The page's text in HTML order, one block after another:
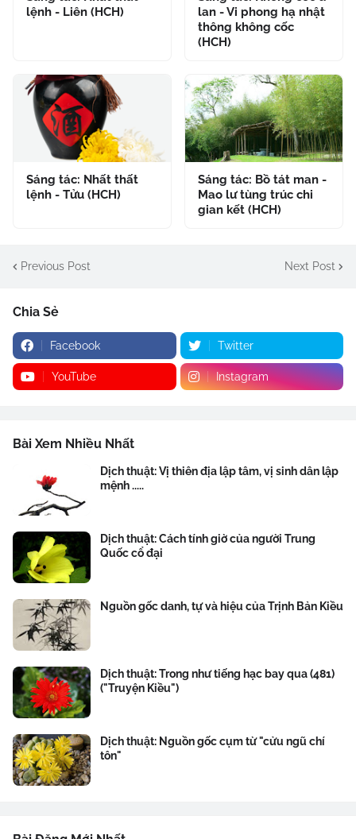
lệnh - Liên (HCH)
lan - Vi phong hạ nhật
thông không cốc
(HCH)
Sáng tác: Nhất thất
lệnh - Tửu (HCH)
Sáng tác: Bồ tát man -
Mao lư tùng trúc chi
gian kết (HCH)
Previous Post Next Post
Chia Sẻ
Facebook Twitter
YouTube Instagram
Bài Xem Nhiều Nhất
Dịch thuật: Vị thiên địa lập tâm, vị sinh dân lập
mệnh .....
Dịch thuật: Cách tính giờ của người Trung
Quốc cổ đại
Nguồn gốc danh, tự và hiệu của Trịnh Bản Kiều
Dịch thuật: Trong như tiếng hạc bay qua (481)
("Truyện Kiều")
Dịch thuật: Nguồn gốc cụm từ "cửu ngũ chí
tôn"